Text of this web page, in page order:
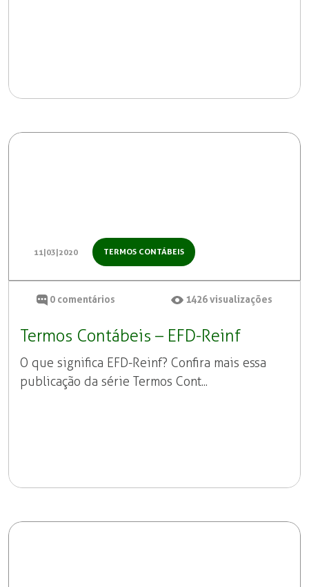
11|03|2020 TERMOS CONTÁBEIS
0 comentários 1426 visualizações
Termos Contábeis – EFD-Reinf
O que significa EFD-Reinf? Confira mais essa
publicação da série Termos Cont...